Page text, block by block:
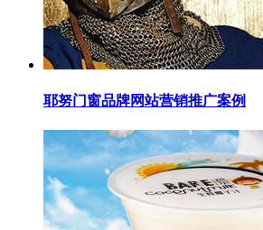
耶努门窗品牌网站营销推广案例